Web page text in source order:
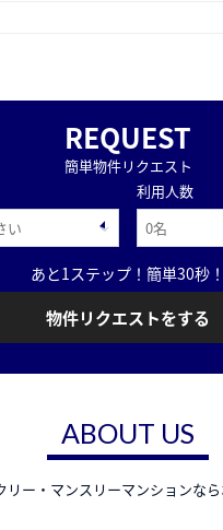
REQUEST
簡単物件リクエスト
利用人数
あと1ステップ！簡単30秒！
物件リクエストをする
ABOUT US
リー・マンスリーマンションな